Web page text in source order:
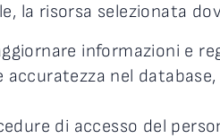
la risorsa selezionata
informazioni e
accuratezza nel
di accesso del